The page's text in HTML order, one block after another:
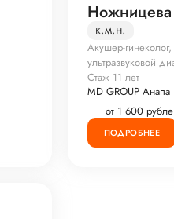
к.м.н.
Акушер-
ультразвуковой
Стаж 11 лет
MD GROUP Анапа
от 1 600
ПОДРОБНЕЕ